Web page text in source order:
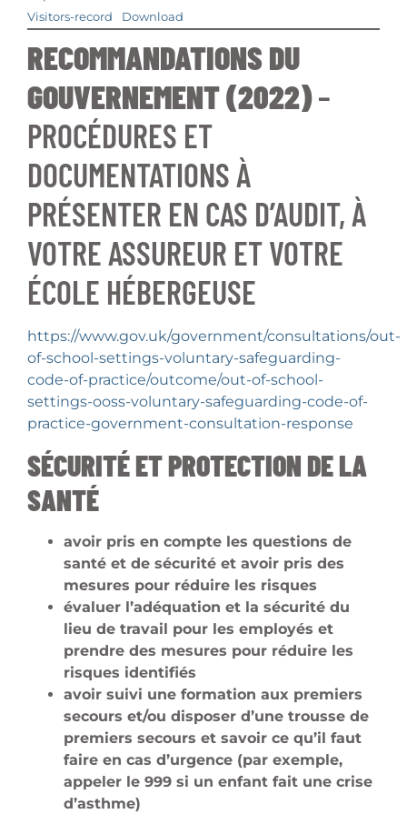
Visitors-record
Download
RECOMMANDATIONS DU
GOUVERNEMENT (2022)–
PROCÉDURES ET
DOCUMENTATIONS À
PRÉSENTER EN CAS D’AUDIT, À
VOTRE ASSUREUR ET VOTRE
ÉCOLE HÉBERGEUSE
https://www.gov.uk/government/consultations/out-
of-school-settings-voluntary-safeguarding-
code-of-practice/outcome/out-of-school-
settings-ooss-voluntary-safeguarding-code-of-
practice-government-consultation-response
SÉCURITÉ ET PROTECTION DE LA
SANTÉ
avoir pris en compte les questions de
santé et de sécurité et avoir pris des
mesures pour réduire les risques
évaluer l’adéquation et la sécurité du
lieu de travail pour les employés et
prendre des mesures pour réduire les
risques identifiés
avoir suivi une formation aux premiers
secours et/ou disposer d’une trousse de
premiers secours et savoir ce qu’il faut
faire en cas d’urgence (par exemple,
appeler le 999 si un enfant fait une crise
d’asthme)